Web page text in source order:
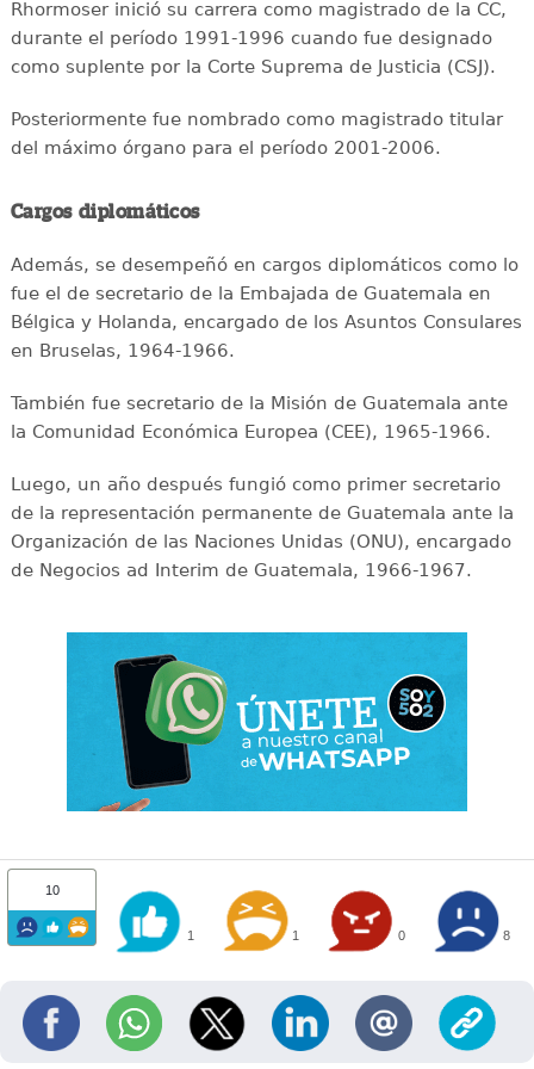
Rhormoser inició su carrera como magistrado de la CC,
durante el período 1991-1996 cuando fue designado
como suplente por la Corte Suprema de Justicia (CSJ).
Posteriormente fue nombrado como magistrado titular
del máximo órgano para el período 2001-2006.
Cargos diplomáticos
Además, se desempeñó en cargos diplomáticos como lo
fue el de secretario de la Embajada de Guatemala en
Bélgica y Holanda, encargado de los Asuntos Consulares
en Bruselas, 1964-1966.
También fue secretario de la Misión de Guatemala ante
la Comunidad Económica Europea (CEE), 1965-1966.
Luego, un año después fungió como primer secretario
de la representación permanente de Guatemala ante la
Organización de las Naciones Unidas (ONU), encargado
de Negocios ad Interim de Guatemala, 1966-1967.
10
1 1 0 8